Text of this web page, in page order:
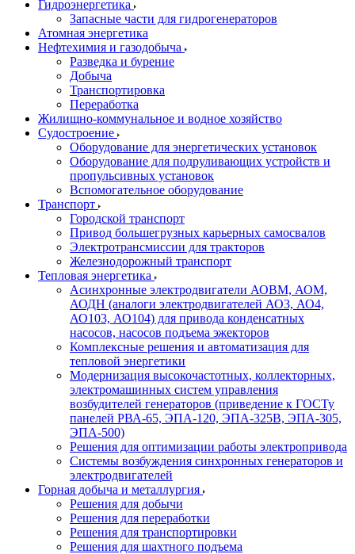
Гидроэнергетика
Запасные части для гидрогенераторов
Атомная энергетика
Нефтехимия и газодобыча
Разведка и бурение
Добыча
Транспортировка
Переработка
Жилищно-коммунальное и водное хозяйство
Судостроение
Оборудование для энергетических установок
Оборудование для подруливающих устройств и
пропульсивных установок
Вспомогательное оборудование
Транспорт
Городской транспорт
Привод большегрузных карьерных самосвалов
Электротрансмиссии для тракторов
Железнодорожный транспорт
Тепловая энергетика
Асинхронные электродвигатели АОВМ, АОМ,
АОДН (аналоги электродвигателей АО3, АО4,
АО103, АО104) для привода конденсатных
насосов, насосов подъема эжекторов
Комплексные решения и автоматизация для
тепловой энергетики
Модернизация высокочастотных, коллекторных,
электромашинных систем управления
возбудителей генераторов (приведение к ГОСТу
панелей РВА-65, ЭПА-120, ЭПА-325В, ЭПА-305,
ЭПА-500)
Решения для оптимизации работы электропривода
Системы возбуждения синхронных генераторов и
электродвигателей
Горная добыча и металлургия
Решения для добычи
Решения для переработки
Решения для транспортировки
Решения для шахтного подъема